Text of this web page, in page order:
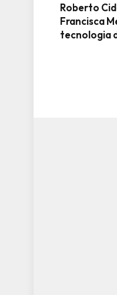
Roberto
Francisca
tecnologia